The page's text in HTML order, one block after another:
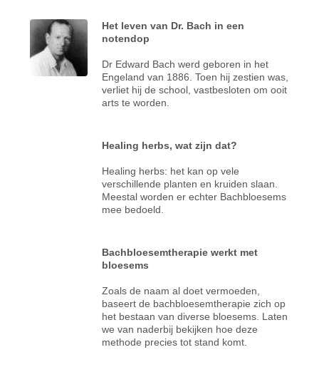
Het leven van Dr. Bach in een
notendop
Dr Edward Bach werd geboren in het
Engeland van 1886. Toen hij zestien was,
verliet hij de school, vastbesloten om ooit
arts te worden.
Healing herbs, wat zijn dat?
Healing herbs: het kan op vele
verschillende planten en kruiden slaan.
Meestal worden er echter Bachbloesems
mee bedoeld.
Bachbloesemtherapie werkt met
bloesems
Zoals de naam al doet vermoeden,
baseert de bachbloesemtherapie zich op
het bestaan van diverse bloesems. Laten
we van naderbij bekijken hoe deze
methode precies tot stand komt.